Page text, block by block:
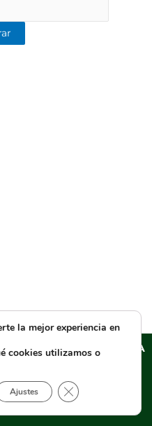
ESPERANZA DE TRIANA
–Política de cookies
la mejor experiencia en
cookies utilizamos o
Ajustes Cerrar el banner